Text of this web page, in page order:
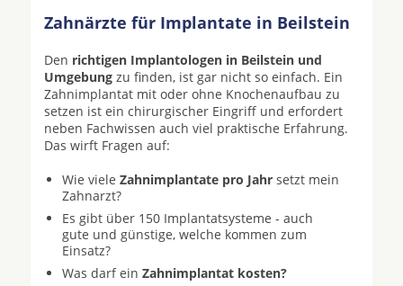
Zahnärzte für Implantate in Beilstein
Den richtigen Implantologen in Beilstein und
Umgebung zu finden, ist gar nicht so einfach. Ein
Zahnimplantat mit oder ohne Knochenaufbau zu
setzen ist ein chirurgischer Eingriff und erfordert
neben Fachwissen auch viel praktische Erfahrung.
Das wirft Fragen auf:
Wie viele Zahnimplantate pro Jahr setzt mein
Zahnarzt?
Es gibt über 150 Implantatsysteme - auch
gute und günstige, welche kommen zum
Einsatz?
Was darf ein Zahnimplantat kosten?